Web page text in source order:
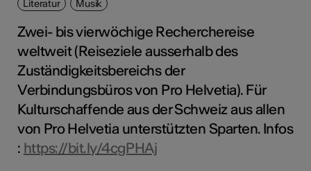
Literatur
Musik
Zwei- bis vierwöchige Recherchereise
weltweit (Reiseziele ausserhalb des
Zuständigkeitsbereichs der
Verbindungsbüros von Pro Helvetia). Für
Kulturschaffende aus der Schweiz aus allen
von Pro Helvetia unterstützten Sparten. Infos
: https://bit.ly/4cgPHAj